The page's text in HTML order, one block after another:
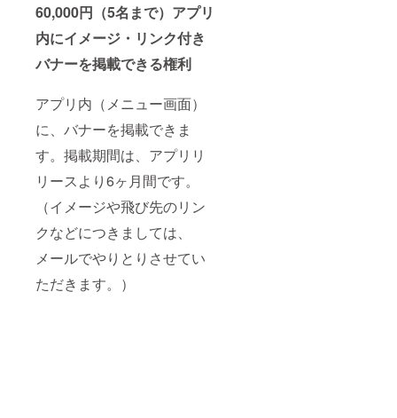
60,000円（5名まで）アプリ
内にイメージ・リンク付き
バナーを掲載できる権利
アプリ内（メニュー画面）
に、バナーを掲載できま
す。掲載期間は、アプリリ
リースより6ヶ月間です。
（イメージや飛び先のリン
クなどにつきましては、
メールでやりとりさせてい
ただきます。）